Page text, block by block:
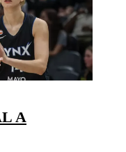
A